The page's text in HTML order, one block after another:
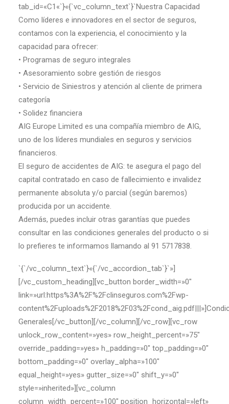
tab_id=«C1«`}«{`vc_column_text`}`Nuestra Capacidad
Como líderes e innovadores en el sector de seguros,
contamos con la experiencia, el conocimiento y la
capacidad para ofrecer:
• Programas de seguro integrales
• Asesoramiento sobre gestión de riesgos
• Servicio de Siniestros y atención al cliente de primera
categoría
• Solidez financiera
AIG Europe Limited es una compañía miembro de AIG,
uno de los líderes mundiales en seguros y servicios
financieros.
El seguro de accidentes de AIG: te asegura el pago del
capital contratado en caso de fallecimiento e invalidez
permanente absoluta y/o parcial (según baremos)
producida por un accidente.
Además, puedes incluir otras garantías que puedes
consultar en las condiciones generales del producto o si
lo prefieres te informamos llamando al 91 5717838.
`{`/vc_column_text`}«{`/vc_accordion_tab`}`»]
[/vc_custom_heading][vc_button border_width=»0″
link=»url:https%3A%2F%2Fclinseguros.com%2Fwp-
Generales[/vc_button][/vc_column][/vc_row][vc_row
unlock_row_content=»yes» row_height_percent=»75″
override_padding=»yes» h_padding=»0″ top_padding=»0″
bottom_padding=»0″ overlay_alpha=»100″
equal_height=»yes» gutter_size=»0″ shift_y=»0″
style=»inherited»][vc_column
column_width_percent=»100″ position_horizontal=»left»